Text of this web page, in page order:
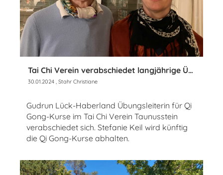
Tai Chi Verein verabschiedet langjährige Übungsleiterin
30.01.2024 , Stahr Christiane
Gudrun Lück-Haberland Übungsleiterin für Qi
Gong-Kurse im Tai Chi Verein Taunusstein
verabschiedet sich. Stefanie Keil wird künftig
die Qi Gong-Kurse abhalten.